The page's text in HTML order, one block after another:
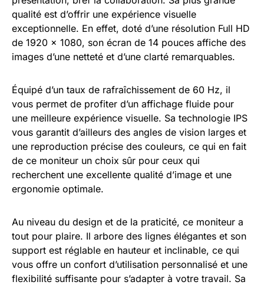
qualité est d’offrir une expérience visuelle
exceptionnelle. En effet, doté d’une résolution Full HD
de 1920 x 1080, son écran de 14 pouces affiche des
images d’une netteté et d’une clarté remarquables.
Équipé d’un taux de rafraîchissement de 60 Hz, il
vous permet de profiter d’un affichage fluide pour
une meilleure expérience visuelle. Sa technologie IPS
vous garantit d’ailleurs des angles de vision larges et
une reproduction précise des couleurs, ce qui en fait
de ce moniteur un choix sûr pour ceux qui
recherchent une excellente qualité d’image et une
ergonomie optimale.
Au niveau du design et de la praticité, ce moniteur a
tout pour plaire. Il arbore des lignes élégantes et son
support est réglable en hauteur et inclinable, ce qui
vous offre un confort d’utilisation personnalisé et une
flexibilité suffisante pour s’adapter à votre travail. Sa